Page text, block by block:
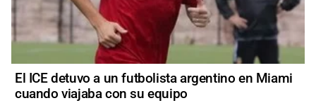
El ICE detuvo a un futbolista argentino en Miami
cuando viajaba con su equipo